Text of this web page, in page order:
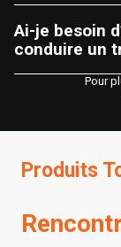
Ai-je besoin
conduire un
Pour
Produits